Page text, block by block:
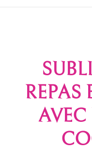
REPAS
AVEC